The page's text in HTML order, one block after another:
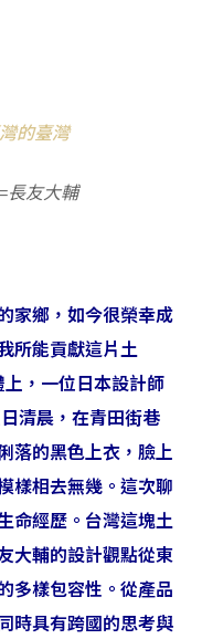
的臺灣
長友大輔
家鄉，如今很榮幸成
所能貢獻這片土
，一位日本設計師
清晨，在青田街巷
落的黑色上衣，臉上
樣相去無幾。這次聊
命經歷。台灣這塊土
大輔的設計觀點從東
多樣包容性。從產品
時具有跨國的思考與